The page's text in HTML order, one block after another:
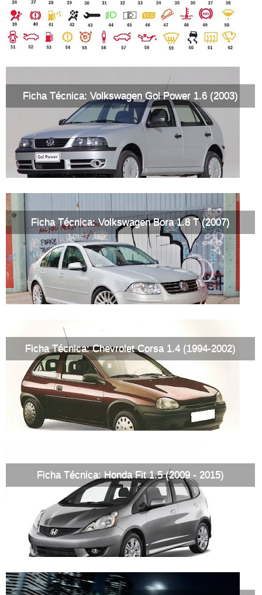
Ficha Técnica: Volkswagen Gol Power 1.6 (2003)
Ficha Técnica: Volkswagen Bora 1.8 T (2007)
Ficha Técnica: Chevrolet Corsa 1.4 (1994-2002)
Ficha Técnica: Honda Fit 1.5 (2009 - 2015)